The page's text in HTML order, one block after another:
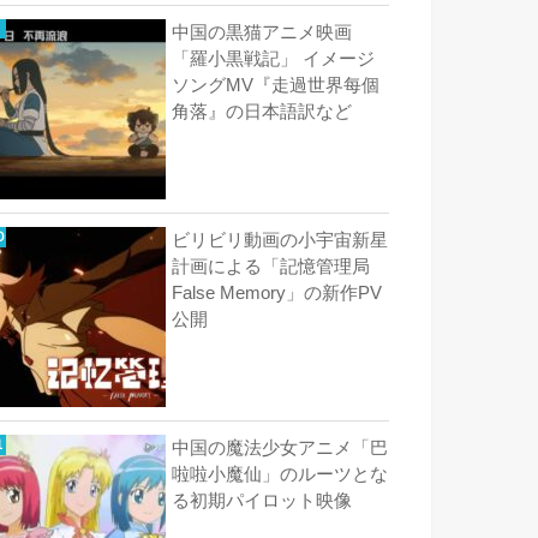
中国の黒猫アニメ映画
「羅小黒戦記」 イメージ
ソングMV『走過世界每個
角落』の日本語訳など
ビリビリ動画の小宇宙新星
計画による「記憶管理局
False Memory」の新作PV
公開
中国の魔法少女アニメ「巴
啦啦小魔仙」のルーツとな
る初期パイロット映像